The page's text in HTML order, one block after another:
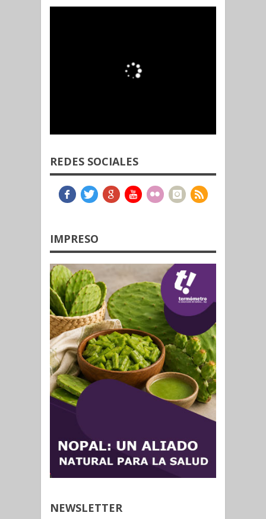
REDES SOCIALES
IMPRESO
NEWSLETTER